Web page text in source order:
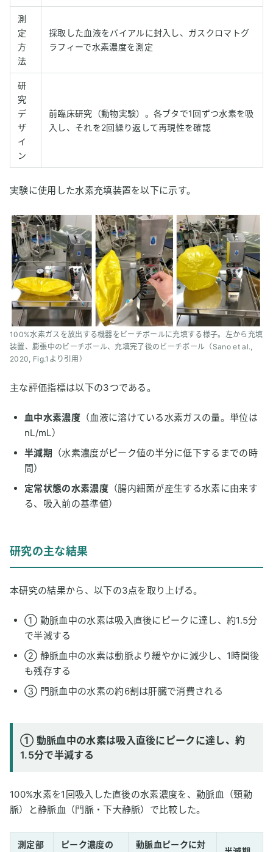
測
定
方
法
採取した血液をバイアルに封入し、ガスクロマトグ
ラフィーで水素濃度を測定
研
究
デ
ザ
イ
ン
前臨床研究（動物実験）。各ブタで1回ずつ水素を吸
入し、それを2回繰り返して再現性を確認
実験に使用した水素充填装置を以下に示す。
100%水素ガスを放出する機器をビーチボールに充填する様子。左から充填
装置、膨張中のビーチボール、充填完了後のビーチボール（Sano et al.,
2020, Fig.1より引用）
主な評価指標は以下の3つである。
血中水素濃度（血液に溶けている水素ガスの量。単位は
nL/mL）
半減期
（水素濃度がピーク値の半分に低下するまでの時
間）
定常状態の水素濃度（腸内細菌が産生する水素に由来す
る、吸入前の基準値）
研究の主な結果
本研究の結果から、以下の3点を取り上げる。
① 動脈血中の水素は吸入直後にピークに達し、約1.5分
で半減する
② 静脈血中の水素は動脈より緩やかに減少し、1時間後
も残存する
③ 門脈血中の水素の約6割は肝臓で消費される
① 動脈血中の水素は吸入直後にピークに達し、約
1.5分で半減する
100%水素を1回吸入した直後の水素濃度を、動脈血（頸動
脈）と静脈血（門脈・下大静脈）で比較した。
測定部 ピーク濃度の 動脈血ピークに対